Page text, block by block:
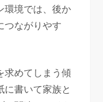
環境では、後か
つながりやす
求めてしまう傾
書いて家族と